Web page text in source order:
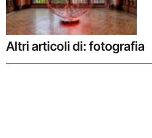
Altri articoli di: fotografia